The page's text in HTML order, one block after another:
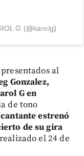
G (@karolg)
al
Gonzalez,
G en
de tono
estrenó
de su gira
el 24 de